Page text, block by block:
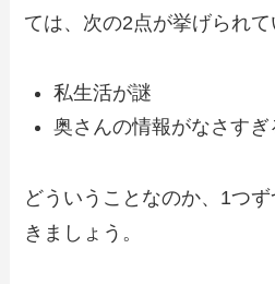
ては、次の2点が挙げられて
私生活が謎
奥さんの情報がなさすぎ
どういうことなのか、1つ
きましょう。